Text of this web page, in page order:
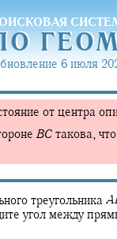
6 июля
от центра
BC такова,
треугольника A
угол между